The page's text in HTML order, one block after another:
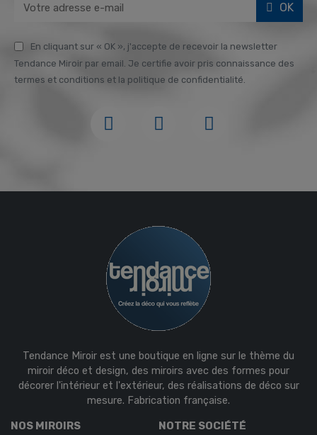
OK
En cliquant sur « OK », j'accepte de recevoir la newsletter
Tendance Miroir par email. Je certifie avoir pris connaissance des
termes et conditions et la politique de confidentialité.
Tendance Miroir est une boutique en ligne sur le thème du
miroir déco et design, des miroirs avec des formes pour
décorer l'intérieur et l'extérieur, des réalisations de déco sur
mesure. Fabrication française.
NOS MIROIRS NOTRE SOCIÉTÉ